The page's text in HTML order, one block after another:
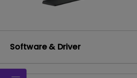
Software & Driver